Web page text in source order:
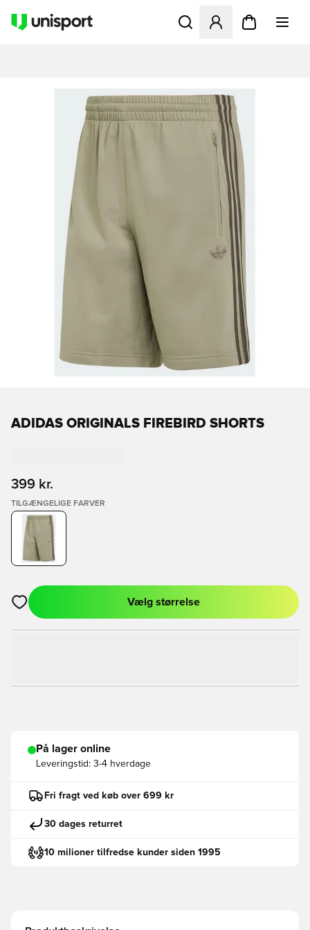
Åbner en Modal til at
ADIDAS ORIGINALS FIREBIRD SHORTS
399 kr.
TILGÆNGELIGE FARVER
Åbner en Modal til at logge ind eller tilmelde dig som medlem
Vælg størrelse
På lager online
Leveringstid: 3-4 hverdage
Fri fragt ved køb over 699 kr
30 dages returret
10 milioner tilfredse kunder siden 1995